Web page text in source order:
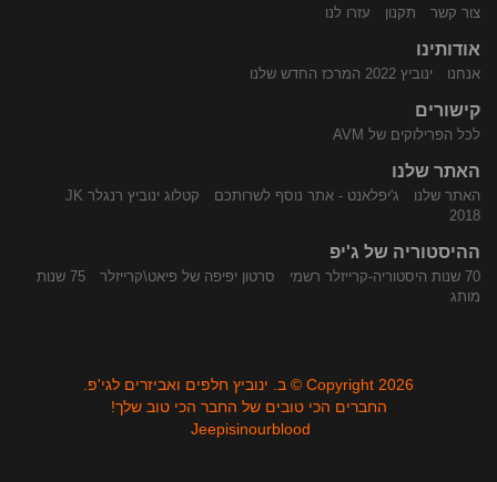
צור קשר תקנון עזרו לנו
אודותינו
אנחנו ינוביץ 2022 המרכז החדש שלנו
קישורים
לכל הפרילוקים של AVM
האתר שלנו
האתר שלנו ג'יפלאנט - אתר נוסף לשרותכם
קטלוג ינוביץ רנגלר JK
2018
ההיסטוריה של ג'יפ
70 שנות היסטוריה-קרייזלר רשמי סרטון יפיפה של פיאט\קרייזלר
75 שנות
מותג
Copyright 2026 © ב. ינוביץ חלפים ואביזרים לגי'פ.
החברים הכי טובים של החבר הכי טוב שלך!
Jeepisinourblood